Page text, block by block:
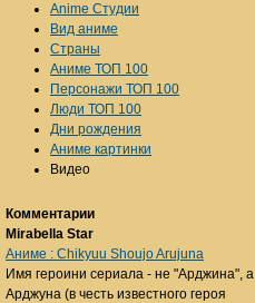
Anime Студии
Вид аниме
Страны
Аниме ТОП 100
Персонажи ТОП 100
Люди ТОП 100
Дни рождения
Аниме картинки
Видео
Комментарии
Mirabella Star
Аниме : Chikyuu Shoujo Arujuna
Имя героини сериала - не "Арджина", а
Арджуна (в честь известного героя